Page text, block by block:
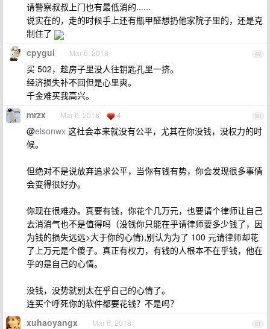
请警察叔叔上门也有最低消的......
说实在的，走的时候手上还有瓶甲醛想扔他家院子里的，还是克
制住了
49
cpygui Mar 6, 2018
买 502，趁房子里没人往钥匙孔里一挤。
经济损失补不回但是心里爽。
千金难买我高兴。
50
mrzx Mar 6, 2018 4
@elsonwx 这社会本来就没有公平，尤其在你没钱，没权力的时
候。
但绝对不是说放弃追求公平，当你有钱有势，你会发现很多事情
会变得很好办。
你现在很难办。真要有钱，你花个几万元，也要请个律师让自己
去消消气也不是值得吗（没钱你只能在乎请律师要多少钱了，因
为钱的损失远远>大于你的心情),别认为为了 100 元请律师却花
了上万元是个傻子。真正有权力，有钱的人根本不在乎钱，他在
乎的是自己的心情。
没钱，没势就别太在乎自己的心情了。
连买个呼死你的软件都要花钱？不是吗？
51
xuhaoyangx Mar 6, 2018